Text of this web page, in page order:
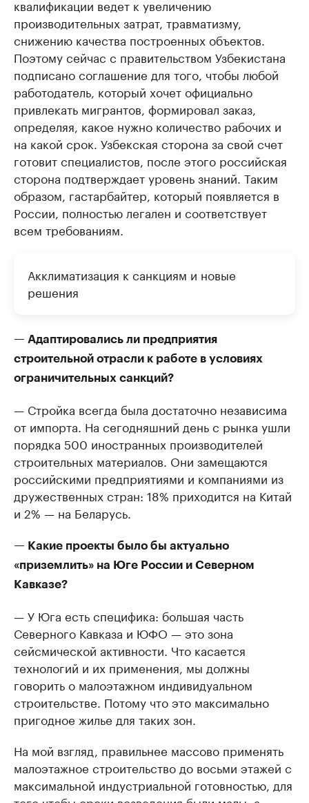
квалификации ведет к увеличению
производительных затрат, травматизму,
снижению качества построенных объектов.
Поэтому сейчас с правительством Узбекистана
подписано соглашение для того, чтобы любой
работодатель, который хочет официально
привлекать мигрантов, формировал заказ,
определяя, какое нужно количество рабочих и
на какой срок. Узбекская сторона за свой счет
готовит специалистов, после этого российская
сторона подтверждает уровень знаний. Таким
образом, гастарбайтер, который появляется в
России, полностью легален и соответствует
всем требованиям.
Акклиматизация к санкциям и новые
решения
— Адаптировались ли предприятия
строительной отрасли к работе в условиях
ограничительных санкций?
— Стройка всегда была достаточно независима
от импорта. На сегодняшний день с рынка ушли
порядка 500 иностранных производителей
строительных материалов. Они замещаются
российскими предприятиями и компаниями из
дружественных стран: 18% приходится на Китай
и 2% — на Беларусь.
— Какие проекты было бы актуально
«приземлить» на Юге России и Северном
Кавказе?
— У Юга есть специфика: большая часть
Северного Кавказа и ЮФО — это зона
сейсмической активности. Что касается
технологий и их применения, мы должны
говорить о малоэтажном индивидуальном
строительстве. Потому что это максимально
пригодное жилье для таких зон.
На мой взгляд, правильнее массово применять
малоэтажное строительство до восьми этажей с
максимальной индустриальной готовностью, для